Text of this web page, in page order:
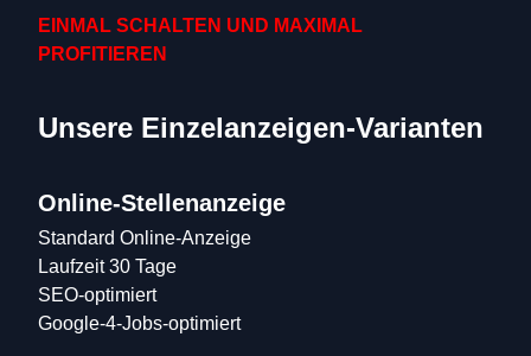
EINMAL SCHALTEN UND MAXIMAL
PROFITIEREN
Unsere Einzelanzeigen-Varianten
Online-Stellenanzeige
Standard Online-Anzeige
Laufzeit 30 Tage
SEO-optimiert
Google-4-Jobs-optimiert